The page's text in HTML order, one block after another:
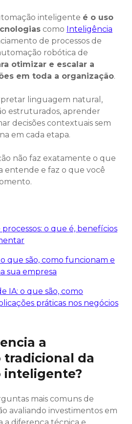
inteligente é o uso
como Inteligência
de processos de
robótica de
otimizar e escalar a
em toda a organização.
linguagem natural,
estruturados, aprender
decisões contextuais sem
em cada etapa.
não faz exatamente o que
entende e faz o que você
o que é, benefícios
que são, como funcionam e
sua empresa
IA: o que são, como
práticas nos negócios
a
tradicional da
inteligente?
mais comuns de
avaliando investimentos em